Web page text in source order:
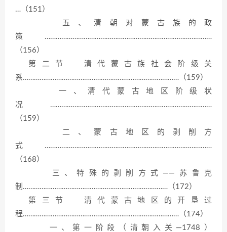
…（151）
五、清朝对蒙古族的政
策………………………………………………………………………………
（156）
第二节 清代蒙古族社会阶级关
系…………………………………………………………………………（159）
一、清代蒙古地区阶级状
况……………………………………………………………………………
（159）
二、蒙古地区的剥削方
式………………………………………………………………………………
（168）
三、特殊的剥削方式——苏鲁克
制……………………………………………………………………（172）
第三节 清代蒙古地区的开垦过
程…………………………………………………………………………（174）
一、第一阶段（清朝入关—1748）